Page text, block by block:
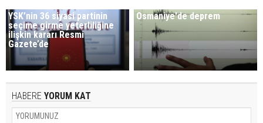
YSK’nin 36 siyasi partinin
seçime girme yeterliliğine
ilişkin kararı Resmi
Gazete’de
Osmaniye'de deprem
HABERE YORUM KAT